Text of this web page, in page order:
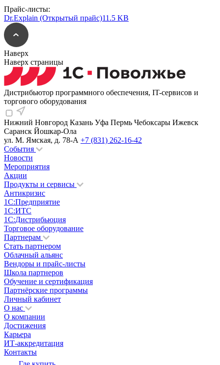
Прайс-листы:
Dr.Explain (Открытый прайс)11.5 KB
Наверх
Наверх страницы
Дистрибьютор программного обеспечения, IT-сервисов и
торгового оборудования
Нижний Новгород Казань Уфа Пермь Чебоксары Ижевск
Саранск Йошкар-Ола
ул. М. Ямская, д. 78-А +7 (831) 262-16-42
События
Новости
Мероприятия
Акции
Продукты и сервисы
Антикризис
1С:Предприятие
1С:ИТС
1С:Дистрибьюция
Торговое оборудование
Партнерам
Стать партнером
Облачный альянс
Вендоры и прайс-листы
Школа партнеров
Обучение и сертификация
Партнёрские программы
Личный кабинет
О нас
О компании
Достижения
Карьера
ИТ-аккредитация
Контакты